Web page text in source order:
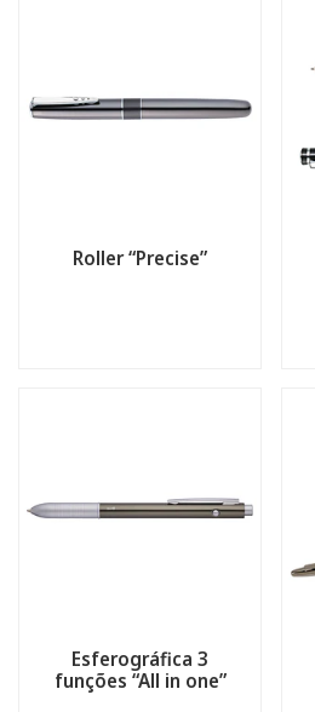
Roller “Precise”
Esferográfica 3
funções “All in one”